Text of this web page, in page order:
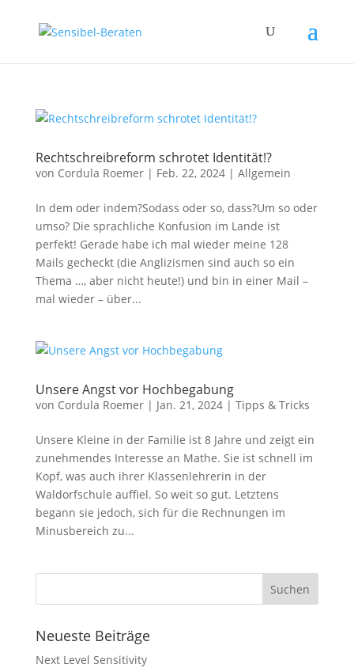
Rechtschreibreform schrotet Identität!?
von Cordula Roemer| Feb. 22, 2024| Allgemein
In dem oder indem?Sodass oder so, dass?Um so oder
umso? Die sprachliche Konfusion im Lande ist
perfekt! Gerade habe ich mal wieder meine 128
Mails gecheckt (die Anglizismen sind auch so ein
Thema …, aber nicht heute!) und bin in einer Mail –
mal wieder – über...
Unsere Angst vor Hochbegabung
von Cordula Roemer| Jan. 21, 2024| Tipps & Tricks
Unsere Kleine in der Familie ist 8 Jahre und zeigt ein
zunehmendes Interesse an Mathe. Sie ist schnell im
Kopf, was auch ihrer Klassenlehrerin in der
Waldorfschule auffiel. So weit so gut. Letztens
begann sie jedoch, sich für die Rechnungen im
Minusbereich zu...
Neueste Beiträge
Next Level Sensitivity